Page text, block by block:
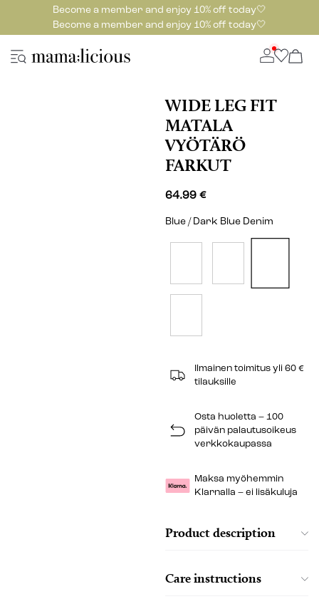
Become a member and enjoy 10% off today🤍
Become a member and enjoy 10% off today🤍
WIDE LEG FIT
MATALA
VYÖTÄRÖ
FARKUT
64.99 €
Blue / Dark Blue Denim
Ilmainen toimitus yli 60 €
tilauksille
Osta huoletta – 100
päivän palautusoikeus
verkkokaupassa
Maksa myöhemmin
Klarnalla – ei lisäkuluja
Product description
Care instructions